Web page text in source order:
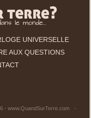
UNIVERSELLE
AUX QUESTIONS
- www.QuandSurTerre.com